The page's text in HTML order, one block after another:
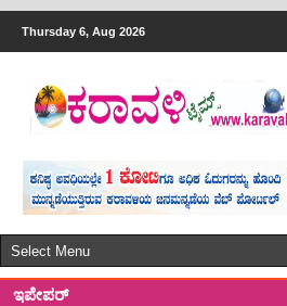
Thursday 6, Aug 2026
ಇಪೇಪರ್